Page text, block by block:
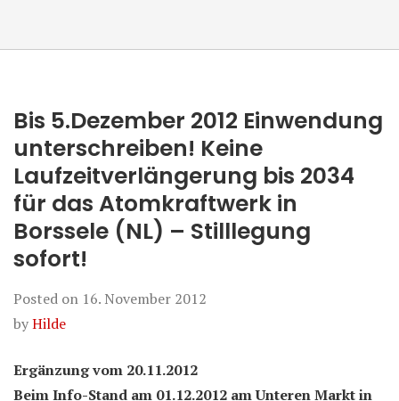
Bis 5.Dezember 2012 Einwendung
unterschreiben! Keine
Laufzeitverlängerung bis 2034
für das Atomkraftwerk in
Borssele (NL) – Stilllegung
sofort!
Posted on 16. November 2012
byHilde
Ergänzung vom 20.11.2012
Beim Info-Stand am 01.12.2012 am Unteren Markt in